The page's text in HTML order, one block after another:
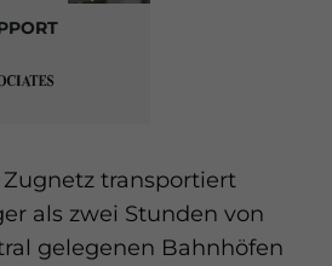
transportiert
als zwei Stunden von
gelegenen Bahnhöfen